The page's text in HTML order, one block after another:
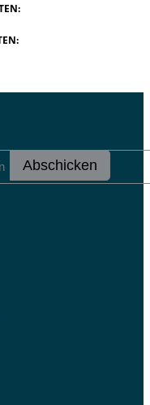
Abschicken